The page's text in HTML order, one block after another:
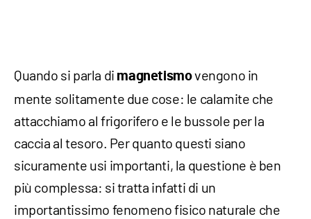
Quando si parla di magnetismovengono in
mente solitamente due cose: le calamite che
attacchiamo al frigorifero e le bussole per la
caccia al tesoro. Per quanto questi siano
sicuramente usi importanti, la questione è ben
più complessa: si tratta infatti di un
importantissimo fenomeno fisico naturale che